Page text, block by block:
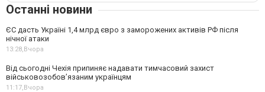
Останні новини
ЄС дасть Україні 1,4 млрд євро з заморожених активів РФ після
нічної атаки
13:28,Вчора
Від сьогодні Чехія припиняє надавати тимчасовий захист
військовозобов’язаним українцям
11:17,Вчора